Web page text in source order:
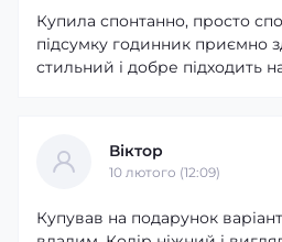
Купила спонтанно, просто
підсумку годинник приємно
стильний і добре підходить
Віктор
10 лютого (12:09)
Купував на подарунок